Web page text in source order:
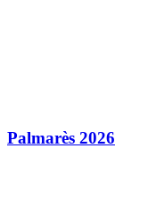
Palmarès 2026